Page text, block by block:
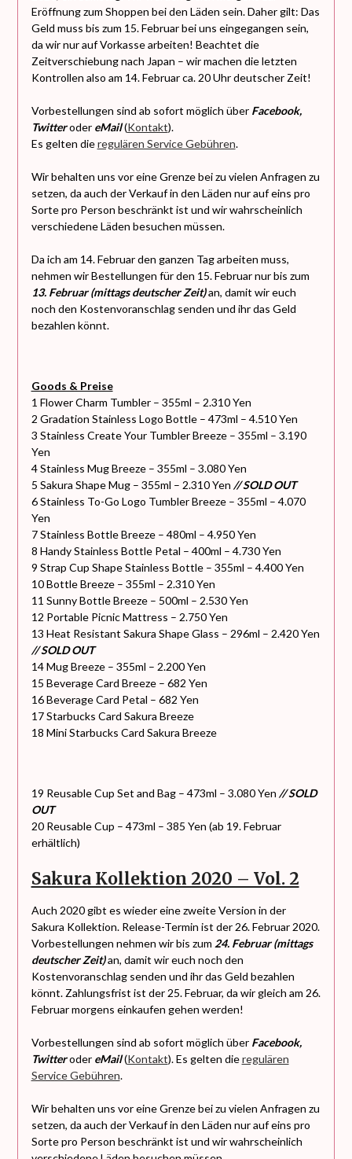
Eröffnung zum Shoppen bei den Läden sein. Daher gilt: Das
Geld muss bis zum 15. Februar bei uns eingegangen sein,
da wir nur auf Vorkasse arbeiten! Beachtet die
Zeitverschiebung nach Japan – wir machen die letzten
Kontrollen also am 14. Februar ca. 20 Uhr deutscher Zeit!
Vorbestellungen sind ab sofort möglich über Facebook,
Twitteroder eMail(Kontakt).
Es gelten dieregulären Service Gebühren.
Wir behalten uns vor eine Grenze bei zu vielen Anfragen zu
setzen, da auch der Verkauf in den Läden nur auf eins pro
Sorte pro Person beschränkt ist und wir wahrscheinlich
verschiedene Läden besuchen müssen.
Da ich am 14. Februar den ganzen Tag arbeiten muss,
nehmen wir Bestellungen für den 15. Februar nur bis zum
13. Februar (mittags deutscher Zeit)an, damit wir euch
noch den Kostenvoranschlag senden und ihr das Geld
bezahlen könnt.
Goods & Preise
1 Flower Charm Tumbler – 355ml – 2.310 Yen
2 Gradation Stainless Logo Bottle – 473ml – 4.510 Yen
3 Stainless Create Your Tumbler Breeze – 355ml – 3.190
Yen
4 Stainless Mug Breeze – 355ml – 3.080 Yen
5 Sakura Shape Mug – 355ml – 2.310 Yen // SOLD OUT
6 Stainless To-Go Logo Tumbler Breeze – 355ml – 4.070
Yen
7 Stainless Bottle Breeze – 480ml – 4.950 Yen
8 Handy Stainless Bottle Petal – 400ml – 4.730 Yen
9 Strap Cup Shape Stainless Bottle – 355ml – 4.400 Yen
10 Bottle Breeze – 355ml – 2.310 Yen
11 Sunny Bottle Breeze – 500ml – 2.530 Yen
12 Portable Picnic Mattress – 2.750 Yen
13 Heat Resistant Sakura Shape Glass – 296ml – 2.420 Yen
// SOLD OUT
14 Mug Breeze – 355ml – 2.200 Yen
15 Beverage Card Breeze – 682 Yen
16 Beverage Card Petal – 682 Yen
17 Starbucks Card Sakura Breeze
18 Mini Starbucks Card Sakura Breeze
19 Reusable Cup Set and Bag – 473ml – 3.080 Yen // SOLD
OUT
20 Reusable Cup – 473ml – 385 Yen (ab 19. Februar
erhältlich)
Sakura Kollektion 2020 – Vol. 2
Auch 2020 gibt es wieder eine zweite Version in der
Sakura Kollektion. Release-Termin ist der 26. Februar 2020.
Vorbestellungen nehmen wir bis zum 24. Februar (mittags
deutscher Zeit)an, damit wir euch noch den
Kostenvoranschlag senden und ihr das Geld bezahlen
könnt. Zahlungsfrist ist der 25. Februar, da wir gleich am 26.
Februar morgens einkaufen gehen werden!
Vorbestellungen sind ab sofort möglich über Facebook,
Twitteroder eMail(Kontakt). Es gelten dieregulären
Service Gebühren.
Wir behalten uns vor eine Grenze bei zu vielen Anfragen zu
setzen, da auch der Verkauf in den Läden nur auf eins pro
Sorte pro Person beschränkt ist und wir wahrscheinlich